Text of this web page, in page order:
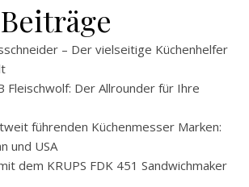
– Der vielseitige Küchenhelfer
Fleischwolf: Der Allrounder für Ihre
führenden Küchenmesser Marken:
und USA
dem KRUPS FDK 451 Sandwichmaker